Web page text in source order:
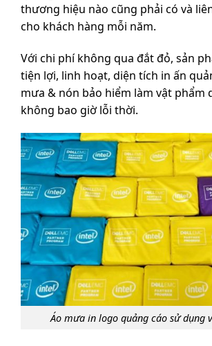
thương hiệu nào cũng phải có và
cho khách hàng mỗi năm.
Với chi phí không qua đắt đỏ, sản
tiện lợi, linh hoạt, diện tích in ấn
mưa & nón bảo hiểm làm vật phẩm
không bao giờ lỗi thời.
Áo mưa in logo quảng cáo sử dụng